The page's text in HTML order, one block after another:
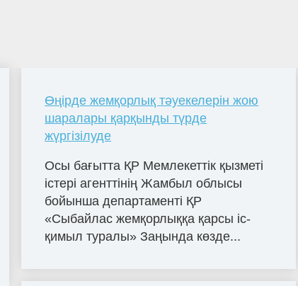
Өңірде жемқорлық тәуекелерін жою
шаралары қарқынды түрде
жүргізілуде
Осы бағытта ҚР Мемлекеттік қызметі
істері агенттінің Жамбыл облысы
бойынша департаменті ҚР
«Сыбайлас жемқорлыққа қарсы іс-
қимыл туралы» Заңында көзде...